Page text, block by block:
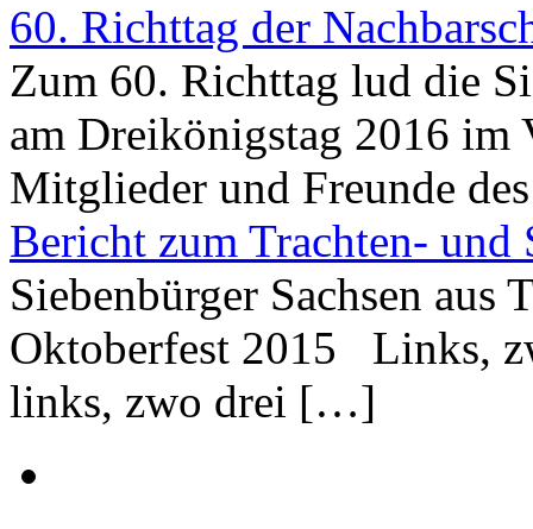
60. Richttag der
Zum 60. Richttag lud die
am Dreikönigstag 2016 im
Mitglieder und Freunde
Bericht zum Trachten- und
Siebenbürger Sachsen aus
Oktoberfest 2015 Links,
links, zwo drei […]